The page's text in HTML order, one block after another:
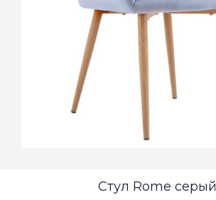
Стул Rome серый